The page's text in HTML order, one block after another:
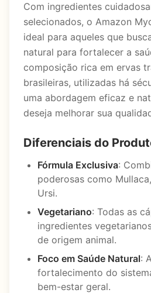
Com ingredientes
selecionados, o Amazon
ideal para aqueles que
natural para fortalecer a
composição rica em ervas
brasileiras, utilizadas há
uma abordagem eficaz e
deseja melhorar sua
Diferenciais do
Fórmula Exclusiva:
poderosas como
Ursi.
Vegetariano: Todas as
ingredientes
de origem animal.
Foco em Saúde Natural:
fortalecimento do
bem-estar geral.